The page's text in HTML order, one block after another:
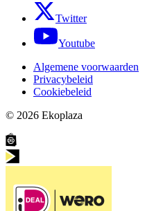
Twitter
Youtube
Algemene voorwaarden
Privacybeleid
Cookiebeleid
© 2026 Ekoplaza